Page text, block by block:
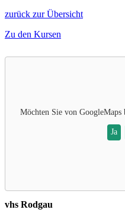
zurück zur Übersicht
Zu den Kursen
Möchten Sie von GoogleMaps
Ja
vhs Rodgau